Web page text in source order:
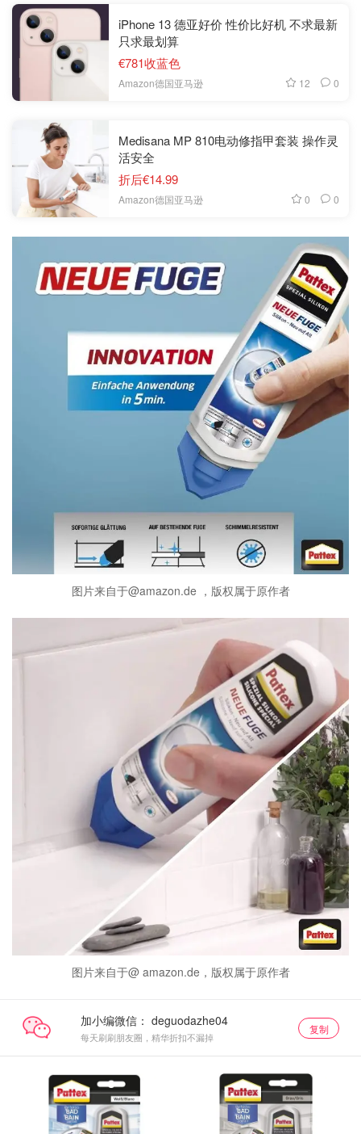
iPhone 13 德亚好价 性价比好机 不求最新
只求最划算
€781收蓝色
Amazon德国亚马逊 12 0
Medisana MP 810电动修指甲套装 操作灵
活安全
折后€14.99
Amazon德国亚马逊 0 0
图片来自于@amazon.de ，版权属于原作者
图片来自于@ amazon.de，版权属于原作者
加小编微信：
每天刷刷朋友圈，精华折扣不漏掉
复制